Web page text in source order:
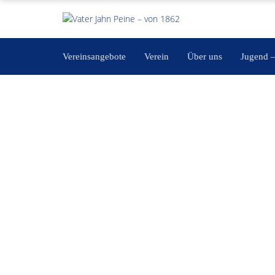
Vereinsangebote Verein Über uns Jugend